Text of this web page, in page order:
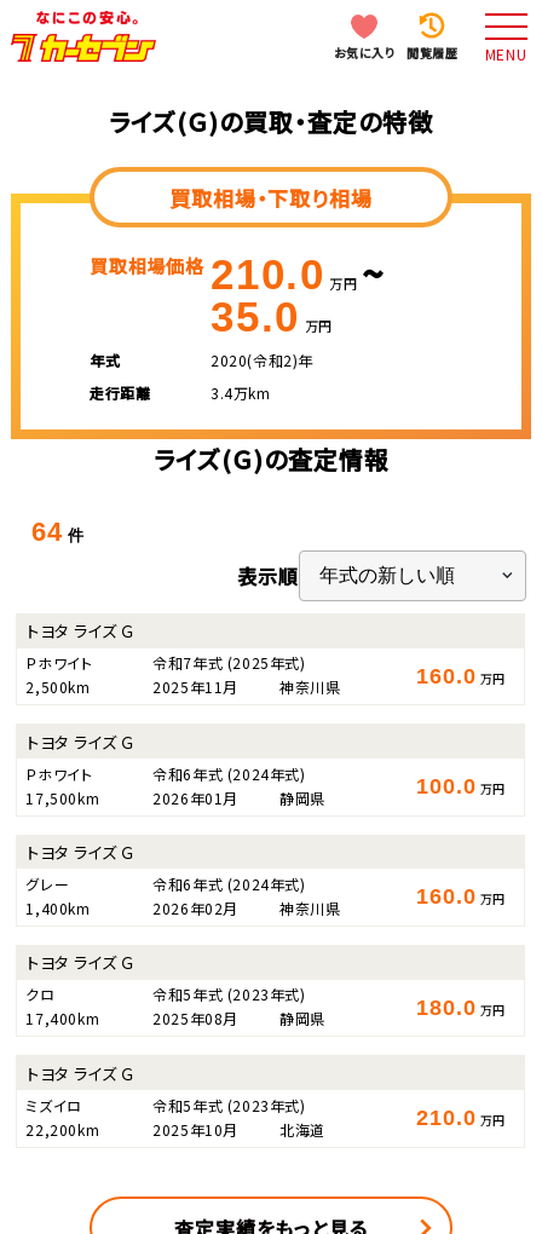
お気に入り 閲覧履歴 MENU
ライズ(Ｇ)の買取・査定の特徴
買取相場・下取り相場
買取相場価格 210.0 万円 ~
35.0 万円
年式
2020(令和2)年
走行距離
3.4万km
ライズ(Ｇ)の査定情報
64 件
表示順
トヨタ ライズ Ｇ
Ｐホワイト 令和7年式 (2025年式)
2,500km
2025年11月 神奈川県 160.0 万円
トヨタ ライズ Ｇ
Ｐホワイト 令和6年式 (2024年式)
17,500km
2026年01月 静岡県 100.0 万円
トヨタ ライズ Ｇ
グレー 令和6年式 (2024年式)
1,400km
2026年02月 神奈川県 160.0 万円
トヨタ ライズ Ｇ
クロ 令和5年式 (2023年式)
17,400km
2025年08月 静岡県 180.0 万円
トヨタ ライズ Ｇ
ミズイロ 令和5年式 (2023年式)
22,200km
2025年10月 北海道 210.0 万円
査定実績をもっと見る